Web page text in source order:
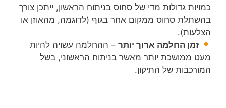
כמויות גדולות מדי של סחוס בניתוח הראשון, ייתכן צורך
בהשתלת סחוס ממקום אחר בגוף (לדוגמה, מהאוזן או
הצלעות).
זמן החלמה ארוך יותר – ההחלמה עשויה להיות
מעט ממושכת יותר מאשר בניתוח הראשוני, בשל
המורכבות של התיקון.